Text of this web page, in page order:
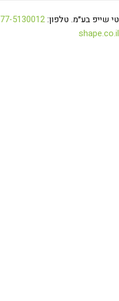
שייפ בע״מ. טלפון:077-5130012